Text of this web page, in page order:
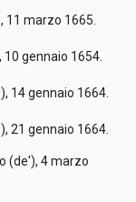
11 marzo 1665.
gennaio 1654.
14 gennaio 1664.
21 gennaio 1664.
(de'), 4 marzo